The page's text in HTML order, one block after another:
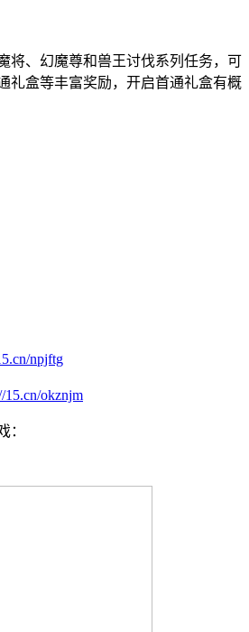
将、幻魔尊和兽王讨伐系列任务，可
礼盒等丰富奖励，开启首通礼盒有概
npjftg
15.cn/okznjm
：